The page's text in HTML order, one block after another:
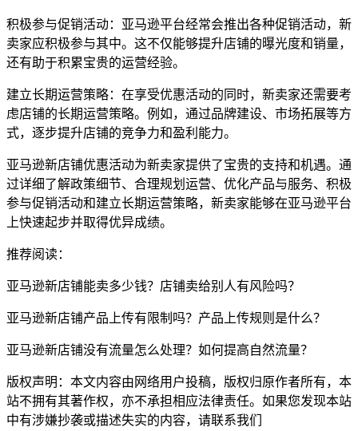
积极参与促销活动：亚马逊平台经常会推出各种促销活动，新
卖家应积极参与其中。这不仅能够提升店铺的曝光度和销量，
还有助于积累宝贵的运营经验。
建立长期运营策略：在享受优惠活动的同时，新卖家还需要考
虑店铺的长期运营策略。例如，通过品牌建设、市场拓展等方
式，逐步提升店铺的竞争力和盈利能力。
亚马逊新店铺优惠活动为新卖家提供了宝贵的支持和机遇。通
过详细了解政策细节、合理规划运营、优化产品与服务、积极
参与促销活动和建立长期运营策略，新卖家能够在亚马逊平台
上快速起步并取得优异成绩。
推荐阅读：
亚马逊新店铺能卖多少钱？店铺卖给别人有风险吗？
亚马逊新店铺产品上传有限制吗？产品上传规则是什么？
亚马逊新店铺没有流量怎么处理？如何提高自然流量？
版权声明：本文内容由网络用户投稿，版权归原作者所有，本
站不拥有其著作权，亦不承担相应法律责任。如果您发现本站
中有涉嫌抄袭或描述失实的内容，请联系我们